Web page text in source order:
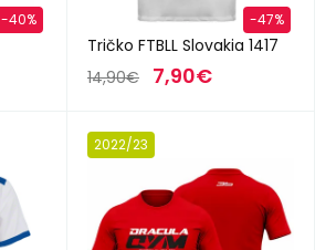
-40% -47%
Tričko FTBLL Slovakia 1417
14,90€
7,90€
2022/23